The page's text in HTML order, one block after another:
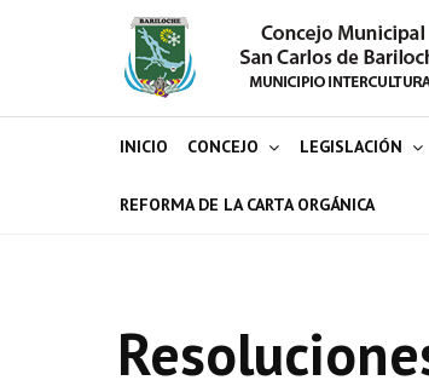
INICIO CONCEJO LEGISLACIÓN
REFORMA DE LA CARTA ORGÁNICA